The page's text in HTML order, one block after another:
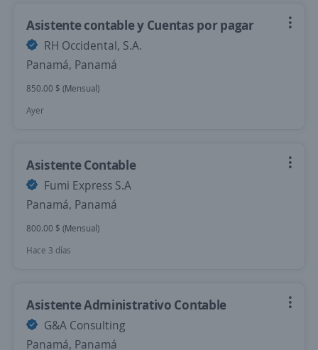
Asistente contable y Cuentas por pagar
RH Occidental, S.A.
Panamá, Panamá
850.00 $ (Mensual)
Ayer
Asistente Contable
Fumi Express S.A
Panamá, Panamá
800.00 $ (Mensual)
Hace 3 días
Asistente Administrativo Contable
G&A Consulting
Panamá, Panamá